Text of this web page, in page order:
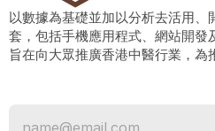
以數據為基礎並加以分析去活用
套，包括手機應用程式、網站開發
旨在向大眾推廣香港中醫行業，為